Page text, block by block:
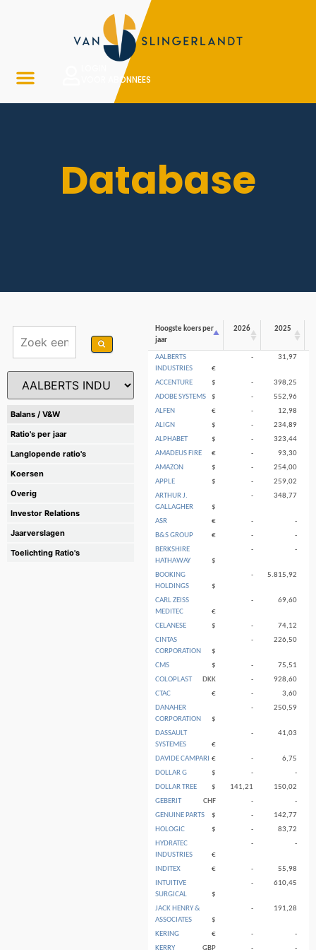
VOOR ABONNEES
Database
Balans / V&W
Ratio's per jaar
Langlopende ratio's
Koersen
Overig
Investor Relations
Jaarverslagen
Toelichting Ratio's
AALBERTS
INDUSTRIES
€
- 31,97
ACCENTURE $ -
398,25
ADOBE SYSTEMS
$ -
552,96
ALFEN
€ -
12,98
ALIGN
$ -
234,89
ALPHABET
$ -
323,44
AMADEUS FIRE
€ -
93,30
AMAZON
$ -
254,00
APPLE
$ -
259,02
ARTHUR J.
GALLAGHER
$
- 348,77
ASR € -
-
B&S GROUP
€ -
-
BERKSHIRE
HATHAWAY
$
- -
BOOKING
HOLDINGS
$
- 5.815,92
CARL ZEISS
MEDITEC
€
- 69,60
CELANESE $ -
74,12
CINTAS
CORPORATION
$
- 226,50
CMS $ -
75,51
COLOPLAST
DKK -
928,60
CTAC
€ -
3,60
DANAHER
CORPORATION
$
- 250,59
DASSAULT
SYSTEMES
€
- 41,03
DAVIDE CAMPARI € -
6,75
DOLLAR G
$ -
-
DOLLAR TREE
$ 141,21
150,02
GEBERIT
CHF -
-
GENUINE PARTS
$ -
142,77
HOLOGIC
$ -
83,72
HYDRATEC
INDUSTRIES
€
- -
INDITEX € -
55,98
INTUITIVE
SURGICAL
$
- 610,45
JACK HENRY &
ASSOCIATES
$
- 191,28
KERING € -
-
Hoogste koers per
jaar
2026 2025